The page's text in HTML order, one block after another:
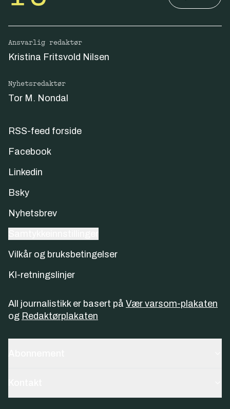
Ansvarlig redaktør
Kristina Fritsvold Nilsen
Nyhetsredaktør
Tor M. Nondal
RSS-feed forside
Facebook
Linkedin
Bsky
Nyhetsbrev
Vilkår og bruksbetingelser
KI-retningslinjer
All journalistikk er basert på Vær varsom-plakaten
og Redaktørplakaten